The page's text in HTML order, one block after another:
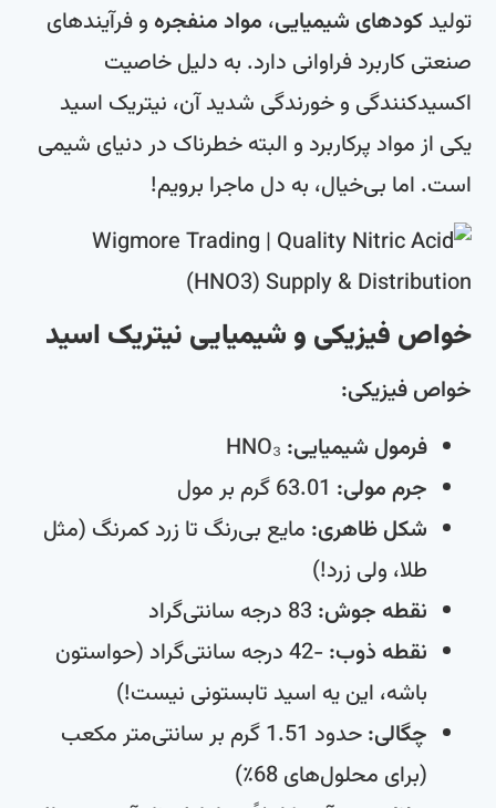
تولیدکودهای شیمیایی،مواد منفجرهو فرآیندهای
صنعتی کاربرد فراوانی دارد. به دلیل خاصیت
اکسیدکنندگی و خورندگی شدید آن، نیتریک اسید
یکی از مواد پرکاربرد و البته خطرناک در دنیای شیمی
است. اما بی‌خیال، به دل ماجرا برویم!
خواص فیزیکی و شیمیایی نیتریک اسید
خواص فیزیکی:
فرمول شیمیایی:HNO₃
جرم مولی:63.01 گرم بر مول
شکل ظاهری:مایع بی‌رنگ تا زرد کمرنگ (مثل
طلا، ولی زرد!)
نقطه جوش:83 درجه سانتی‌گراد
نقطه ذوب:
-42 درجه سانتی‌گراد (حواستون
باشه، این یه اسید تابستونی نیست!)
چگالی:
حدود 1.51 گرم بر سانتی‌متر مکعب
(برای محلول‌های 68٪)